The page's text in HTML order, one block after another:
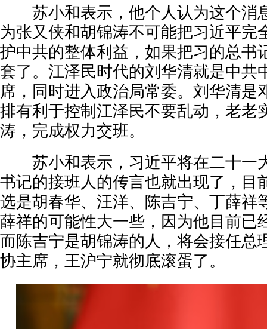
苏小和表示，他个人认为这个消
为张又侠和胡锦涛不可能把习近平完
护中共的整体利益，如果把习的总书
套了。江泽民时代的刘华清就是中共
席，同时进入政治局常委。刘华清是
排有利于控制江泽民不要乱动，老老
涛，完成权力交班。
苏小和表示，习近平将在二十一
书记的接班人的传言也就出现了，目
选是胡春华、汪洋、陈吉宁、丁薛祥
薛祥的可能性大一些，因为他目前已
而陈吉宁是胡锦涛的人，将会接任总
协主席，王沪宁就彻底滚蛋了。